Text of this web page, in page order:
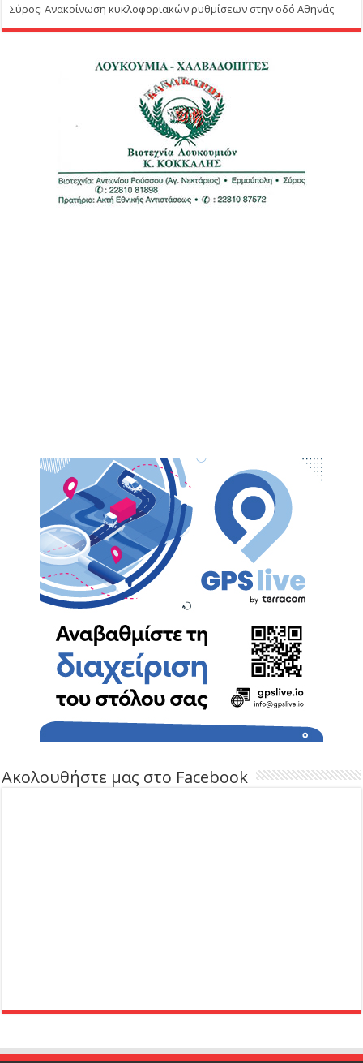
Σύρος: Ανακοίνωση κυκλοφοριακών ρυθμίσεων στην οδό Αθηνάς
Ακολουθήστε μας στο Facebook